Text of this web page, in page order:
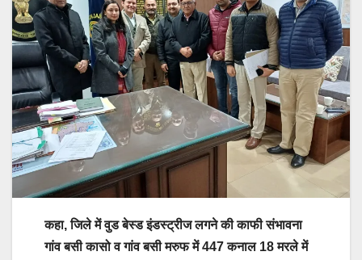
कहा, जिले में वुड बेस्ड इंडस्ट्रीज लगने की काफी संभावना
गांव बसी कासो व गांव बसी मरुफ में 447 कनाल 18 मरले में